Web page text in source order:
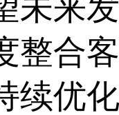
来发
整合
续优